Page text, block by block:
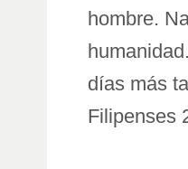
hombre.
días más
Filipenses